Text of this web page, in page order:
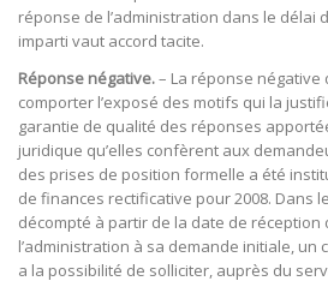
réponse de l’administration dans le délai
imparti vaut accord tacite.
Réponse négative.– La réponse négative
comporter l’exposé des motifs qui la
garantie de qualité des réponses
juridique qu’elles confèrent aux
des prises de position formelle a été
de finances rectificative pour 2008. Dans
décompté à partir de la date de réception
l’administration à sa demande initiale,
a la possibilité de solliciter, auprès du